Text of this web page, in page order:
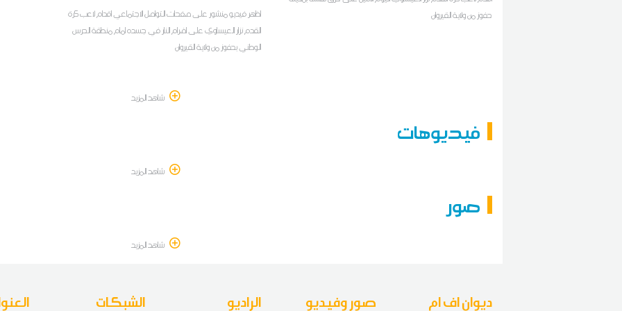
حفوز من ولاية القيروان
اظهر فيديو منشور على صفحات التواصل الاجتماعي اقدام لاعب كرة
القدم نزار العيساوي على اضرام النار في جسده امام منطقة الحرس
الوطني بحفوز من ولاية القيروان
شاهد المزيد
فيديوهات
شاهد المزيد
صور
شاهد المزيد
الشبكات الراديو صور وفيديو ديوان اف ام